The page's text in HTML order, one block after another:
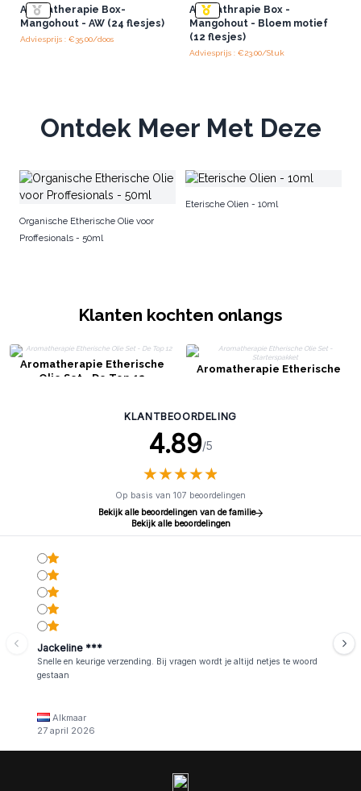
Aromatherapie Box-
Mangohout - AW (24 flesjes)
Adviesprijs : €35.00/doos
Aromathrapie Box -
Mangohout - Bloem motief
(12 flesjes)
Adviesprijs : €23.00/Stuk
Ontdek Meer Met Deze
Organische Etherische Olie voor
Proffesionals - 50ml
Eterische Olien - 10ml
Klanten kochten onlangs
Aromatherapie Etherische
Olie Set - De Top 12
Aromatherapie Etherische
KLANTBEOORDELING
4.89/5
★★★★★
★★★★★
Op basis van 107 beoordelingen
Bekijk alle beoordelingen van de familie
Bekijk alle beoordelingen
Jackeline ***
Snelle en keurige verzending. Bij vragen wordt je altijd netjes te woord
gestaan
Alkmaar
27 april 2026